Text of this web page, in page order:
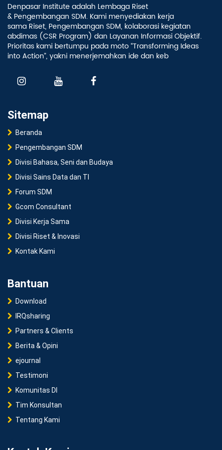
Denpasar Institute adalah Lembaga Riset
& Pengembangan SDM. Kami menyediakan kerja
sama Riset, Pengembangan SDM, kolaborasi kegiatan
abdimas (CSR Program) dan Layanan Informasi Objektif.
Prioritas kami bertumpu pada moto “Transforming Ideas
into Action”, yakni menerjemahkan ide dan keb
Sitemap
Beranda
Pengembangan SDM
Divisi Bahasa, Seni dan Budaya
Divisi Sains Data dan TI
Forum SDM
Gcom Consultant
Divisi Kerja Sama
Divisi Riset & Inovasi
Kontak Kami
Bantuan
Download
IRQsharing
Partners & Clients
Berita & Opini
ejournal
Testimoni
Komunitas DI
Tim Konsultan
Tentang Kami